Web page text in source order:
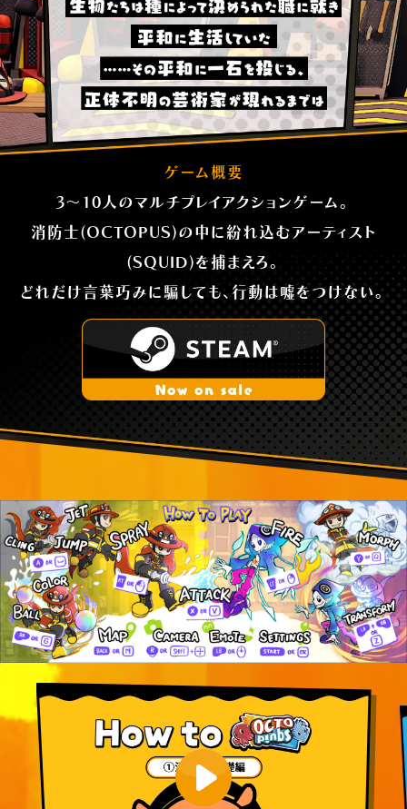
ゲーム概要
3〜10人のマルチプレイアクションゲーム。
消防士(OCTOPUS)の中に紛れ込むアーティスト
(SQUID)を捕まえろ。
どれだけ言葉巧みに騙しても、行動は嘘をつけない。